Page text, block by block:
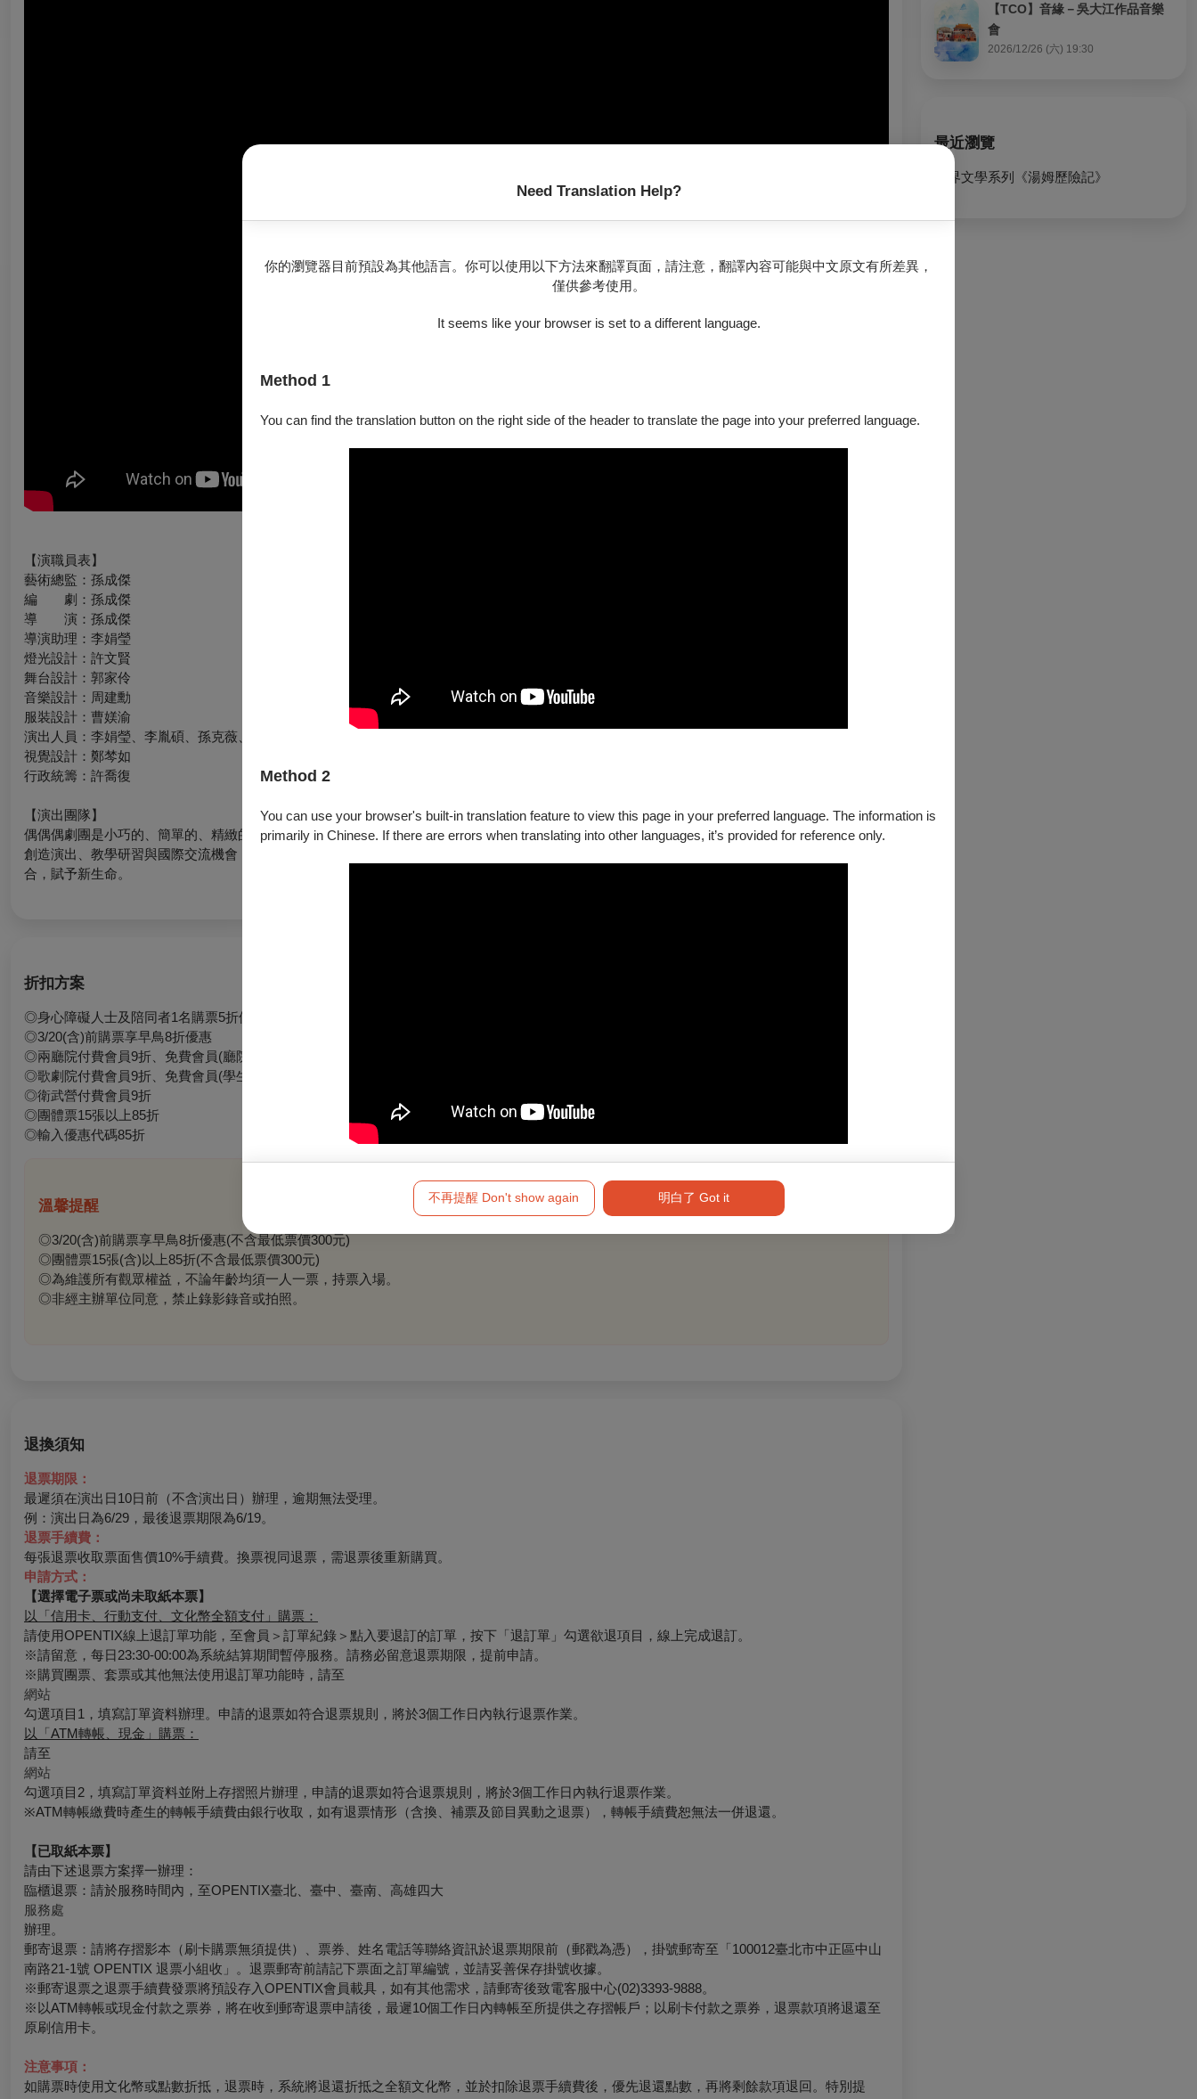
Need Translation Help?
你的瀏覽器目前預設為其他語言。你可以使用以下方法來翻譯頁面，請注意，翻譯內容可能與中文原文有所差異，
僅供參考使用。
It seems like your browser is set to a different language.
Method 1
You can find the translation button on the right side of the header to translate the page into your preferred language.
Method 2
You can use your browser's built-in translation feature to view this page in your preferred language. The information is
primarily in Chinese. If there are errors when translating into other languages, it’s provided for reference only.
不再提醒 Don't show again 明白了 Got it
【演職員表】
藝術總監：孫成傑
編 劇：孫成傑
導 演：孫成傑
導演助理：李娟瑩
燈光設計：許文賢
舞台設計：郭家伶
音樂設計：周建勳
服裝設計：曹媄渝
演出人員：李娟瑩、李胤碩、孫克薇、曹媄渝、賈祥國、廖晨志
視覺設計：鄭棽如
行政統籌：許喬復
【演出團隊】
偶偶偶劇團是小巧的、簡單的、精緻的。堅持「尋找新的偶戲表演形式」，透過不斷實驗、研發、創新的精神，致力於偶戲多樣化的表演。並積極
創造演出、教學研習與國際交流機會，推廣我國表演藝術風格與特色。演出結合真人與各式不同戲偶，也嘗試將現代偶戲觀念與傳統偶戲藝術結
合，賦予新生命。
折扣方案
◎身心障礙人士及陪同者1名購票5折優待，入場時應出示身心障礙手冊，陪同者與身障者需同時入場
◎3/20(含)前購票享早鳥8折優惠
◎兩廳院付費會員9折、免費會員(廳院青)9折
◎歌劇院付費會員9折、免費會員(學生卡)9折
◎衛武營付費會員9折
◎團體票15張以上85折
◎輸入優惠代碼85折
溫馨提醒
◎3/20(含)前購票享早鳥8折優惠(不含最低票價300元)
◎團體票15張(含)以上85折(不含最低票價300元)
◎為維護所有觀眾權益，不論年齡均須一人一票，持票入場。
◎非經主辦單位同意，禁止錄影錄音或拍照。
退換須知
退票期限：
最遲須在演出日10日前（不含演出日）辦理，逾期無法受理。
例：演出日為6/29，最後退票期限為6/19。
退票手續費：
每張退票收取票面售價10%手續費。換票視同退票，需退票後重新購買。
申請方式：
【選擇電子票或尚未取紙本票】
以「信用卡、行動支付、文化幣全額支付」購票：
請使用OPENTIX線上退訂單功能，至會員＞訂單紀錄＞點入要退訂的訂單，按下「退訂單」勾選欲退項目，線上完成退訂。
※請留意，每日23:30-00:00為系統結算期間暫停服務。請務必留意退票期限，提前申請。
※購買團票、套票或其他無法使用退訂單功能時，請至
網站
勾選項目1，填寫訂單資料辦理。申請的退票如符合退票規則，將於3個工作日內執行退票作業。
以「ATM轉帳、現金」購票：
請至
網站
勾選項目2，填寫訂單資料並附上存摺照片辦理，申請的退票如符合退票規則，將於3個工作日內執行退票作業。
※ATM轉帳繳費時產生的轉帳手續費由銀行收取，如有退票情形（含換、補票及節目異動之退票），轉帳手續費恕無法一併退還。
【已取紙本票】
請由下述退票方案擇一辦理：
臨櫃退票：請於服務時間內，至OPENTIX臺北、臺中、臺南、高雄四大
服務處
辦理。
郵寄退票：請將存摺影本（刷卡購票無須提供）、票券、姓名電話等聯絡資訊於退票期限前（郵戳為憑），掛號郵寄至「100012臺北市中正區中山
南路21-1號 OPENTIX 退票小組收」。退票郵寄前請記下票面之訂單編號，並請妥善保存掛號收據。
※郵寄退票之退票手續費發票將預設存入OPENTIX會員載具，如有其他需求，請郵寄後致電客服中心(02)3393-9888。
※以ATM轉帳或現金付款之票券，將在收到郵寄退票申請後，最遲10個工作日內轉帳至所提供之存摺帳戶；以刷卡付款之票券，退票款項將退還至
原刷信用卡。
注意事項：
如購票時使用文化幣或點數折抵，退票時，系統將退還折抵之全額文化幣，並於扣除退票手續費後，優先退還點數，再將剩餘款項退回。特別提
【TCO】音緣－吳大江作品音樂
會
2026/12/26 (六) 19:30
最近瀏覽
世界文學系列《湯姆歷險記》